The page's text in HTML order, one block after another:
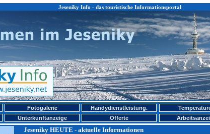
Jeseniky Info - das touristische Informationsportal
Fotogalerie Handydienstleistung.
Unterkunftanzeige Offerte
Jeseniky HEUTE - aktuelle Informationen